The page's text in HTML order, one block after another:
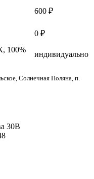
600 ₽
0 ₽
100%
индивидуально
Солнечная Поляна, п.
30В